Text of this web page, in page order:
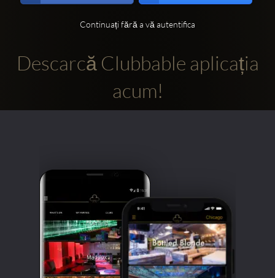
Conturi
sociale:
Continuați fără a vă autentifica
Descarcă Clubbable aplicația
acum!